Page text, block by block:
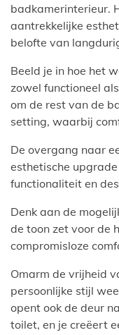
badkamerinterieur.
aantrekkelijke
belofte van
Beeld je in hoe het
zowel functioneel
om de rest van de
setting, waarbij
De overgang naar
esthetische
functionaliteit en
Denk aan de
de toon zet voor de
compromisloze
Omarm de vrijheid
persoonlijke stijl
opent ook de deur
toilet, en je creëert